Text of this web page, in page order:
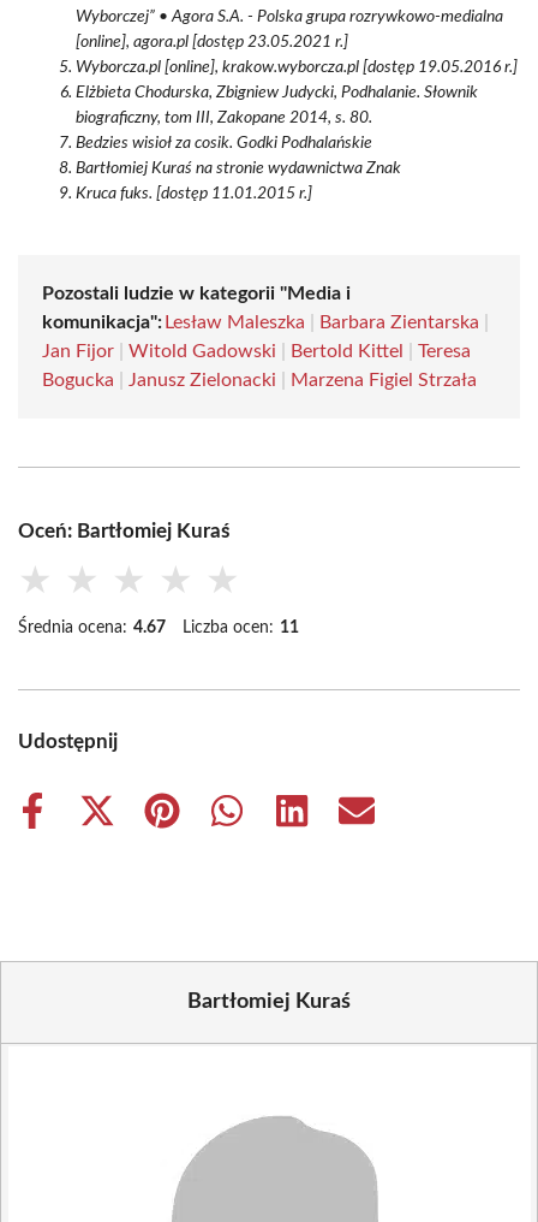
Wyborczej” • Agora S.A. - Polska grupa rozrywkowo-medialna
[online], agora.pl [dostęp 23.05.2021 r.]
Wyborcza.pl [online], krakow.wyborcza.pl [dostęp 19.05.2016 r.]
Elżbieta Chodurska, Zbigniew Judycki, Podhalanie. Słownik
biograficzny, tom III, Zakopane 2014, s. 80.
Bedzies wisioł za cosik. Godki Podhalańskie
Bartłomiej Kuraś na stronie wydawnictwa Znak
Kruca fuks. [dostęp 11.01.2015 r.]
Pozostali ludzie w kategorii "Media i
komunikacja": Lesław Maleszka Barbara Zientarska
Jan Fijor
Witold Gadowski Bertold Kittel
Teresa
Bogucka
Janusz Zielonacki Marzena Figiel Strzała
Oceń: Bartłomiej Kuraś
★ ★ ★ ★ ★
Średnia ocena: 4.67 Liczba ocen: 11
Udostępnij
Share
Share
Share
Share
Share
Share
Bartłomiej Kuraś